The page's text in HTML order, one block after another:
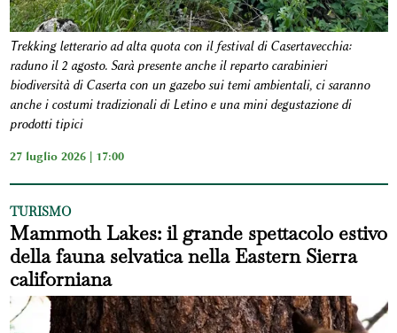
Trekking letterario ad alta quota con il festival di Casertavecchia:
raduno il 2 agosto. Sarà presente anche il reparto carabinieri
biodiversità di Caserta con un gazebo sui temi ambientali, ci saranno
anche i costumi tradizionali di Letino e una mini degustazione di
prodotti tipici
27 luglio 2026 | 17:00
TURISMO
Mammoth Lakes: il grande spettacolo estivo
della fauna selvatica nella Eastern Sierra
californiana